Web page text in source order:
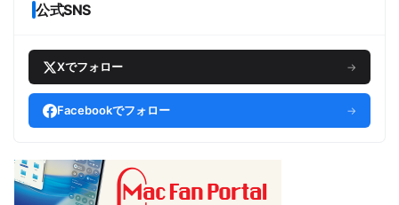
公式SNS
Xでフォロー →
Facebookでフォロー →